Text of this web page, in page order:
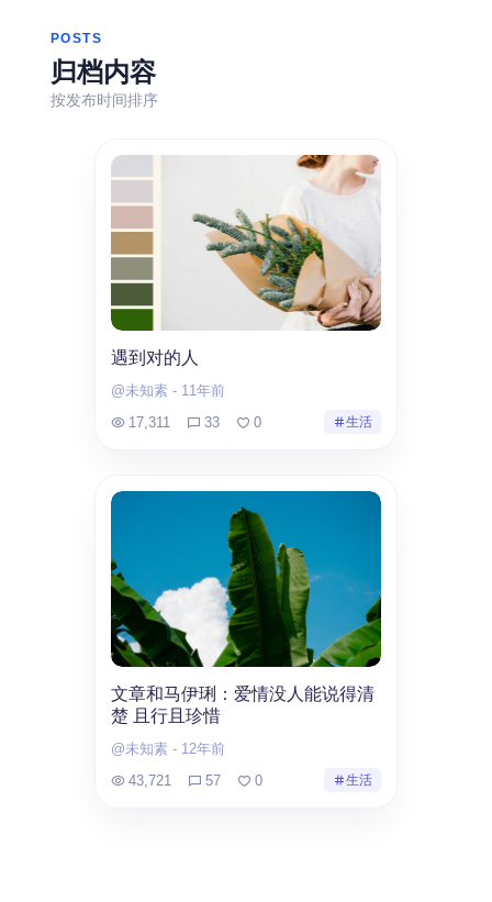
摄影
POSTS
归档内容
按发布时间排序
遇到对的人
@未知素 - 11年前
17,311
33 0 生活
文章和马伊琍：爱情没人能说得清
楚 且行且珍惜
@未知素 - 12年前
43,721
57 0 生活